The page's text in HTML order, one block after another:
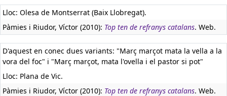
Lloc: Olesa de Montserrat (Baix Llobregat).
Pàmies i Riudor, Víctor (2010): Top ten de refranys catalans. Web.
D'aquest en conec dues variants: "Març marçot mata la vella a la
vora del foc" i "Març marçot, mata l'ovella i el pastor si pot"
Lloc: Plana de Vic.
Pàmies i Riudor, Víctor (2010): Top ten de refranys catalans. Web.